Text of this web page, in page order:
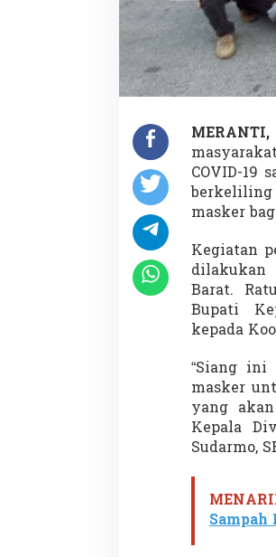
MERANTI,
COVID-19
masker
Kegiatan
Barat.
Bupati
kepada
“Siang ini
masker
yang
Kepala
Sudarmo,